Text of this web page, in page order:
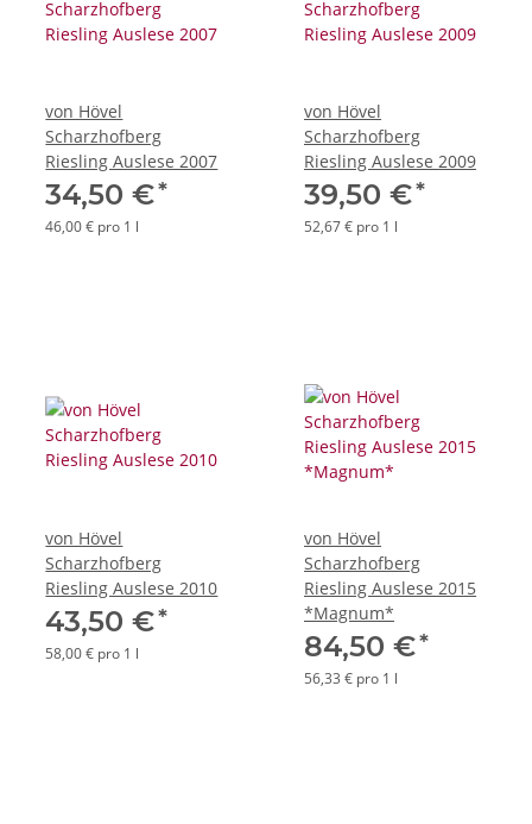
von Hövel
Scharzhofberg
Riesling Auslese 2007
34,50 €*
46,00 € pro 1 l
von Hövel
Scharzhofberg
Riesling Auslese 2009
39,50 €*
52,67 € pro 1 l
von Hövel
Scharzhofberg
Riesling Auslese 2010
43,50 €*
58,00 € pro 1 l
von Hövel
Scharzhofberg
Riesling Auslese 2015
*Magnum*
84,50 €*
56,33 € pro 1 l